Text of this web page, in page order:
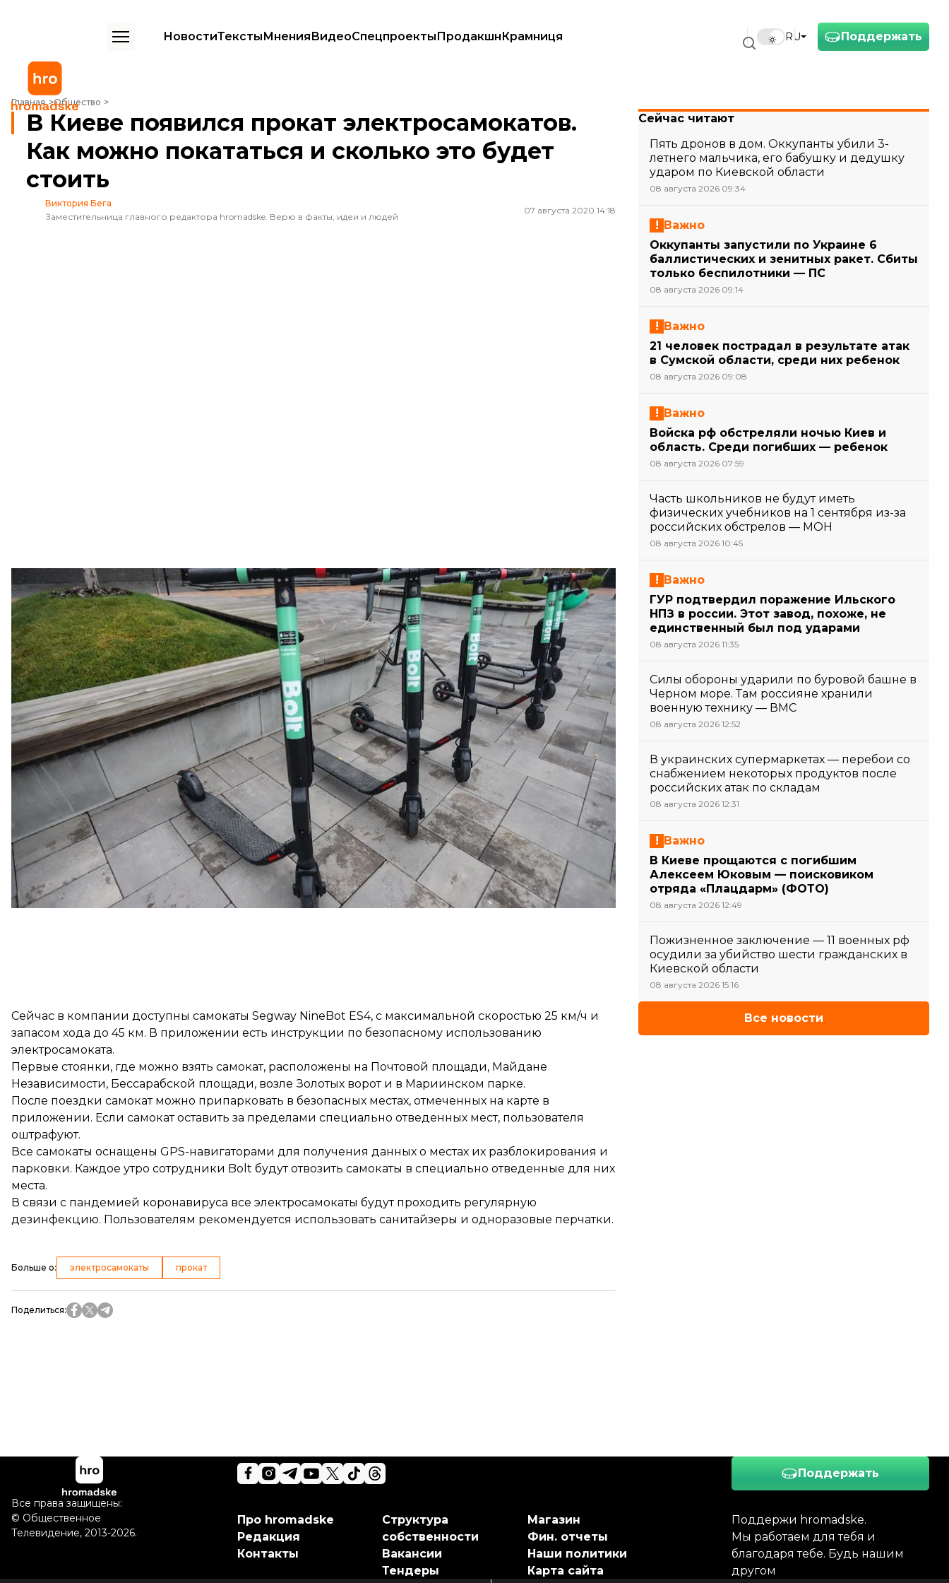
Поддержать
RU
НовостиТекстыМненияВидеоСпецпроектыПродакшнКрамниця
Главная Общество
В Киеве появился прокат электросамокатов. Как можно покататься и сколько это будет стоить
В Киеве появился прокат электросамокатов.
Как можно покататься и сколько это будет
стоить
Виктория Бега
Заместительница главного редактора hromadske. Верю в факты, идеи и людей
07 августа 2020 14:18
В Киеве появился прокат электросамокатов
ain.ua
Сервис такси Bolt запускает в Киеве прокат электросамокатов. Это первый подобный сервис в
Украине.
Чтобы воспользоватьсясервисом проката электросамокатов, нужно:
установить приложение Bolt для заказа авто с Google Play или App Store. Если приложение уже
установлено, то его надо обновить до последней версии;
с помощью карты в приложении найти самокат и разблокировать его, просканировав через
приложение QR-код.
после окончания поездки надо указать о ее завершении в приложении. Оплата списывается с
банковской карты автоматически (наличными оплатить нельзя). В стоимость входит цена за
разблокировку и минуту использования.
Стоимость разблокировки электросамоката — 29 грн, а минута поездки — 4,90 грн. Арендовать
самокат на весь день можно по специальной цене — 600 грн.
Сейчас в компании доступны самокаты Segway NineBot ES4, с максимальной скоростью 25 км/ч и
запасом хода до 45 км. В приложении есть инструкции по безопасному использованию
электросамоката.
Первые стоянки, где можно взять самокат, расположены на Почтовой площади, Майдане
Независимости, Бессарабской площади, возле Золотых ворот и в Мариинском парке.
После поездки самокат можно припарковать в безопасных местах, отмеченных на карте в
приложении. Если самокат оставить за пределами специально отведенных мест, пользователя
оштрафуют.
Все самокаты оснащены GPS-навигаторами для получения данных о местах их разблокирования и
парковки. Каждое утро сотрудники Bolt будут отвозить самокаты в специально отведенные для них
места.
В связи с пандемией коронавируса все электросамокаты будут проходить регулярную
дезинфекцию. Пользователям рекомендуется использовать санитайзеры и одноразовые перчатки.
Больше о: электросамокаты прокат
Поделиться:
Сейчас читают
Пять дронов в дом. Оккупанты убили 3-
летнего мальчика, его бабушку и дедушку
ударом по Киевской области
08 августа 2026 09:34
Важно
Оккупанты запустили по Украине 6
баллистических и зенитных ракет. Сбиты
только беспилотники — ПС
08 августа 2026 09:14
Важно
21 человек пострадал в результате атак
в Сумской области, среди них ребенок
08 августа 2026 09:08
Важно
Войска рф обстреляли ночью Киев и
область. Среди погибших — ребенок
08 августа 2026 07:59
Часть школьников не будут иметь
физических учебников на 1 сентября из-за
российских обстрелов — МОН
08 августа 2026 10:45
Важно
ГУР подтвердил поражение Ильского
НПЗ в россии. Этот завод, похоже, не
единственный был под ударами
08 августа 2026 11:35
Силы обороны ударили по буровой башне в
Черном море. Там россияне хранили
военную технику — ВМС
08 августа 2026 12:52
В украинских супермаркетах — перебои со
снабжением некоторых продуктов после
российских атак по складам
08 августа 2026 12:31
Важно
В Киеве прощаются с погибшим
Алексеем Юковым — поисковиком
отряда «Плацдарм» (ФОТО)
08 августа 2026 12:49
Пожизненное заключение — 11 военных рф
осудили за убийство шести гражданских в
Киевской области
08 августа 2026 15:16
Все новости
Поддержать
Поддержи hromadske.
Мы работаем для тебя и
благодаря тебе. Будь нашим
другом
Про hromadske
Редакция
Контакты
Структура
собственности
Вакансии
Тендеры
Магазин
Фин. отчеты
Наши политики
Карта сайта
Все права защищены:
© Общественное
Телевидение, 2013-2026.